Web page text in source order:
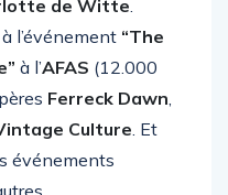
de Witte.
l’événement “The
à l’ AFAS(12.000
Ferreck Dawn
Culture
événements